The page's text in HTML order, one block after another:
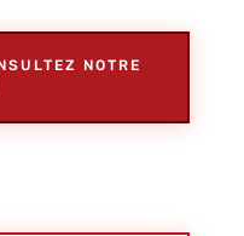
NOTRE